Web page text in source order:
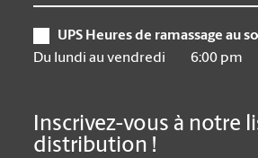
UPS Heures de ramassage au sol
Du lundi au vendredi
6:00 pm
Inscrivez-vous à notre
distribution !